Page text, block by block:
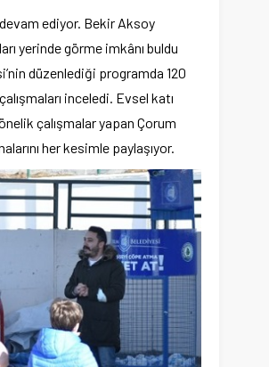
ediyor. Bekir Aksoy
yerinde görme imkânı buldu
düzenlediği programda 120
inceledi. Evsel katı
çalışmalar yapan Çorum
her kesimle paylaşıyor.